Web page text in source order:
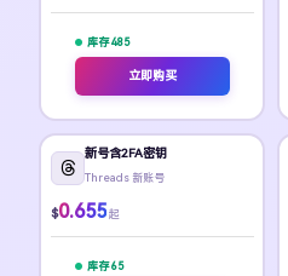
库存 485
立即购买
新号含2FA密钥
Threads 新账号
$0.655 起
库存 65